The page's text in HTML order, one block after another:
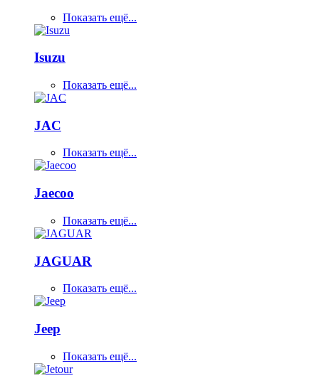
Показать ещё...
Isuzu
Показать ещё...
JAC
Показать ещё...
Jaecoo
Показать ещё...
JAGUAR
Показать ещё...
Jeep
Показать ещё...